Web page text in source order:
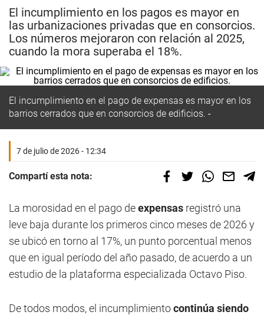
El incumplimiento en los pagos es mayor en
las urbanizaciones privadas que en consorcios.
Los números mejoraron con relación al 2025,
cuando la mora superaba el 18%.
El incumplimiento en el pago de expensas es mayor en los
barrios cerrados que en consorcios de edificios.
7 de julio de 2026 - 12:34
Compartí esta nota:
La morosidad en el pago deexpensas registró una
leve baja durante los primeros cinco meses de 2026 y
se ubicó en torno al 17%, un punto porcentual menos
que en igual período del año pasado, de acuerdo a un
estudio de la plataforma especializada Octavo Piso.
De todos modos, el incumplimientocontinúa siendo